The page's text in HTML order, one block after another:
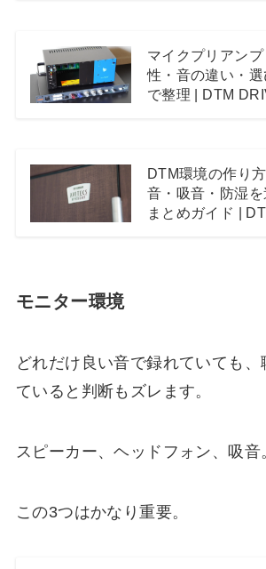
マイクプリアン
性・音の違い・
で整理 | DTM
DTM環境の作り
音・吸音・防湿
まとめガイド |
モニター環境
どれだけ良い音で録れていても、
ていると判断もズレます。
スピーカー、ヘッドフォン、吸音
この3つはかなり重要。